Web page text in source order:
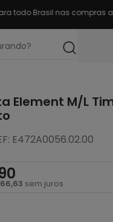
vez aqui? Garanta10%
Element M/L
: E472A0056.02.00
66,63 sem juros